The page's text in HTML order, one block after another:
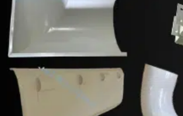
desain exterior rumah anda.
CONTINUE READING HOTLINE